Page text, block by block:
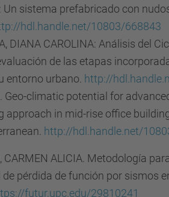
sistema prefabricado con
hdl.handle.net/10803/668843
DIANA CAROLINA: Análisis del
de las etapas
entorno urbano. http://
Geo-climatic potential for
approach in mid-rise office
http://hdl.handle.net/
CARMEN ALICIA. Metodología
pérdida de función por sismos
futur.upc.edu/29810241